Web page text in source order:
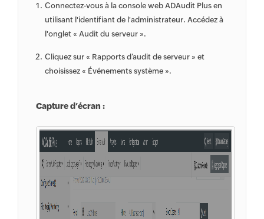
Connectez-vous à la console web ADAudit Plus en
utilisant l'identifiant de l'administrateur. Accédez à
l'onglet « Audit du serveur ».
Cliquez sur « Rapports d’audit de serveur » et
choisissez « Événements système ».
Capture d’écran :